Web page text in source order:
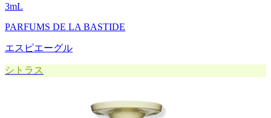
3mL
PARFUMS DE LA BASTIDE
エスピエーグル
シトラス